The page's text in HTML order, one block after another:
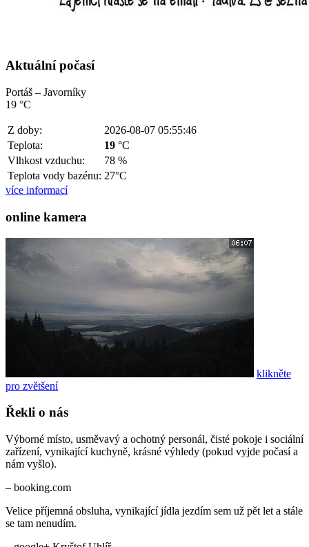
Aktuální počasí
Portáš – Javorníky
19 °C
Z doby:
2026-08-07 05:55:46
Teplota:
19 °C
Vlhkost vzduchu:
78 %
Teplota vody bazénu: 27°C
více informací
online kamera
klikněte
pro zvětšení
Řekli o nás
Velice příjemná obsluha, vynikající jídla jezdím sem už pět let a stále
se tam nenudím.
pěkné prostředí a příroda okolo hotelu, poměrně nové vybavení
interiérů. Milý a ochotný personál, dobré jídlo, rozumné ceny.